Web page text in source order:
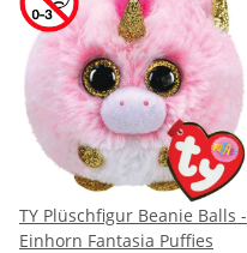
TY Plüschfigur Beanie Balls -
Einhorn Fantasia Puffies